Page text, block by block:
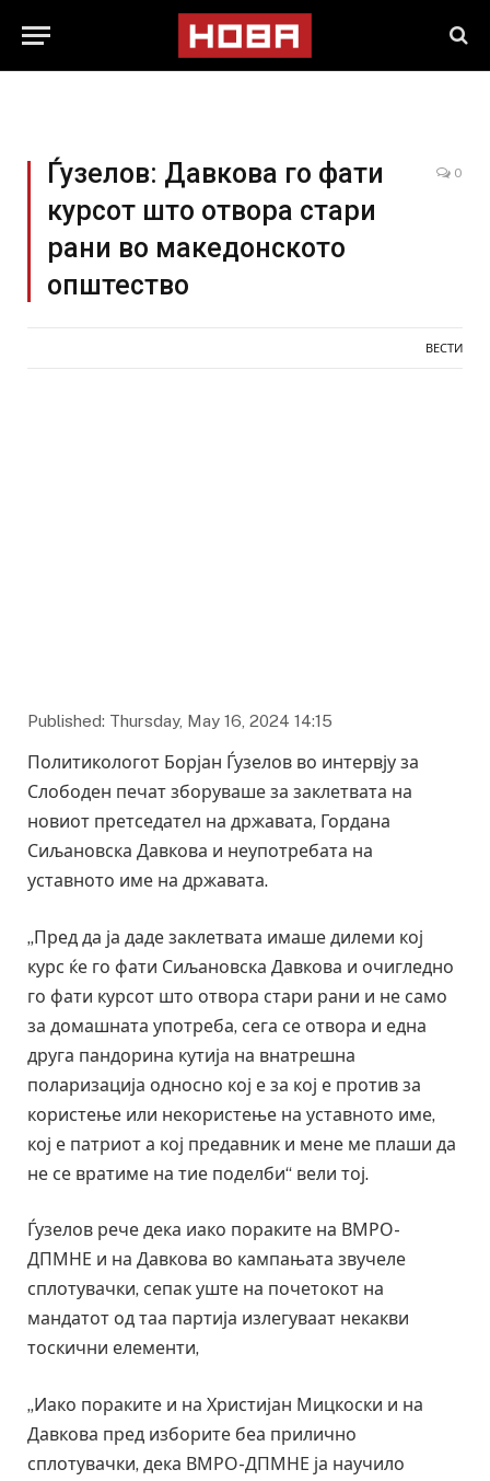
Ѓузелов: Давкова го фати
курсот што отвора стари
рани во македонското
општество
0
ВЕСТИ
Published: Thursday, May 16, 2024 14:15
Политикологот Борјан Ѓузелов во интервју за
Слободен печат зборуваше за заклетвата на
новиот претседател на државата, Гордана
Сиљановска Давкова и неупотребата на
уставното име на државата.
„Пред да ја даде заклетвата имаше дилеми кој
курс ќе го фати Сиљановска Давкова и очигледно
го фати курсот што отвора стари рани и не само
за домашната употреба, сега се отвора и една
друга пандорина кутија на внатрешна
поларизација односно кој е за кој е против за
користење или некористење на уставното име,
кој е патриот а кој предавник и мене ме плаши да
не се вратиме на тие поделби“ вели тој.
Ѓузелов рече дека иако пораките на ВМРО-
ДПМНЕ и на Давкова во кампањата звучеле
сплотувачки, сепак уште на почетокот на
мандатот од таа партија излегуваат некакви
тоскични елементи,
„Иако пораките и на Христијан Мицкоски и на
Давкова пред изборите беа прилично
сплотувачки, дека ВМРО-ДПМНЕ ја научило